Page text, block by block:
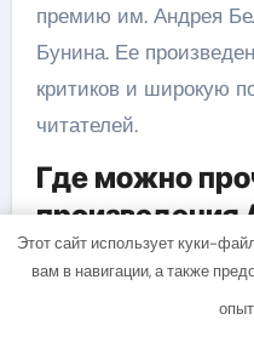
премию им. Андрея
Бунина. Ее
критиков и широкую
читателей.
Где можно
Савельевой?
Произведения
найти в книжных
Этот сайт использует куки-
вам в навигации, а также